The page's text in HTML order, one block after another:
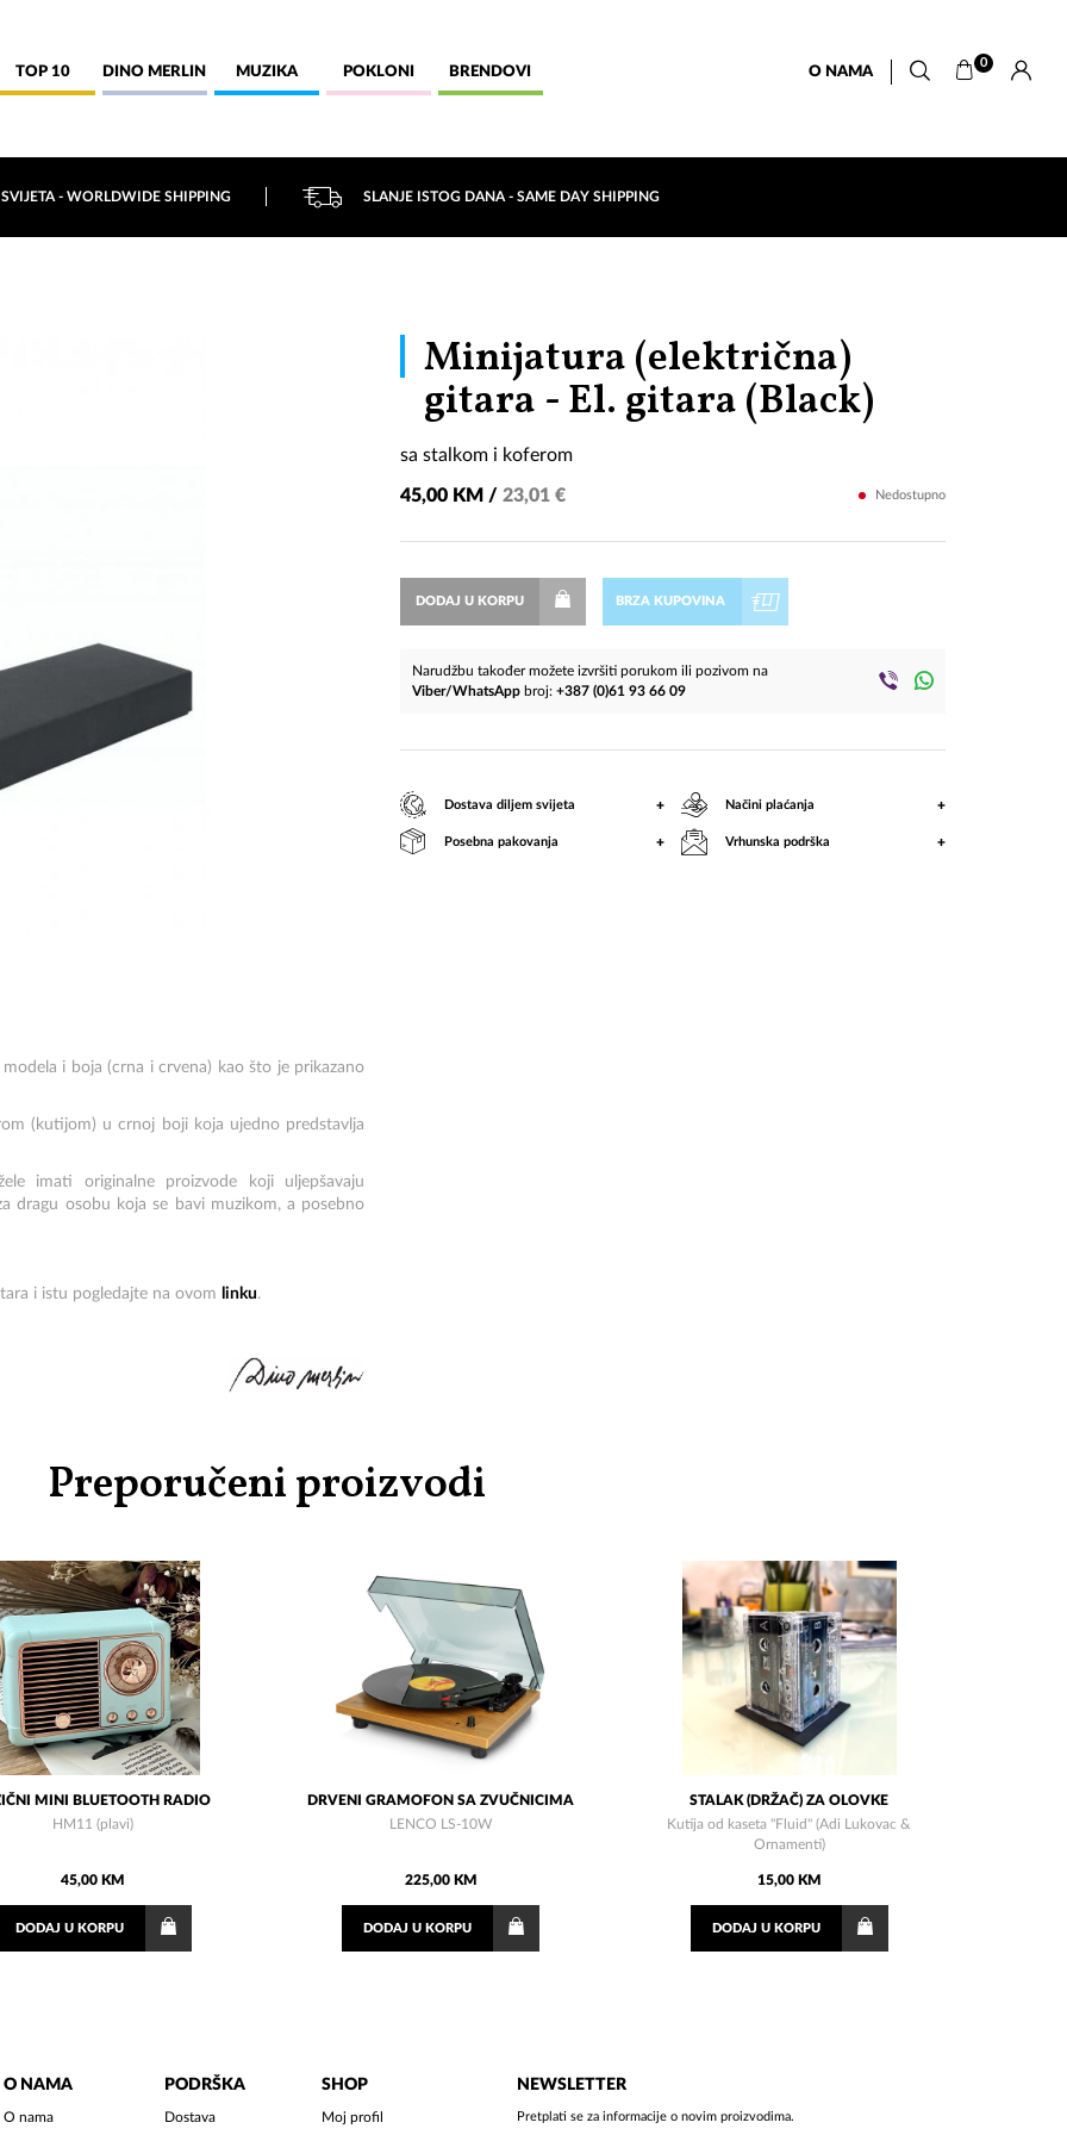
TOP 10 DINO MERLIN MUZIKA POKLONI BRENDOVI O NAMA
0
- WORLDWIDE SHIPPING SLANJE ISTOG DANA - SAME DAY SHIPPING
i boja (crna i crvena) kao što je prikazano
(kutijom) u crnoj boji koja ujedno predstavlja
imati originalne proizvode koji uljepšavaju
dragu osobu koja se bavi muzikom, a posebno
i istu pogledajte na ovom linku.
Minijatura (električna)
gitara - El. gitara (Black)
i
koferom
sa stalkom i koferom
45,00 KM /23,01 € Nedostupno
DODAJ U KORPU BRZA KUPOVINA
Narudžbu također možete izvršiti porukom ili pozivom na
Viber/WhatsApp broj:+387 (0)61 93 66 09
Dostava diljem svijeta + Načini plaćanja +
Posebna pakovanja + Vrhunska podrška +
Preporučeni proizvodi
MINI BLUETOOTH RADIO
HM11 (plavi)
45,00 KM
DODAJU KORPU
DRVENI GRAMOFON SA ZVUČNICIMA
LENCO LS-10W
225,00 KM
DODAJ U KORPU
STALAK (DRŽAČ) ZA OLOVKE
Kutija od kaseta "Fluid" (Adi Lukovac &
Ornamenti)
15,00 KM
DODAJU KORPU
O NAMA
O nama
PODRŠKA
Dostava
SHOP
Moj profil
NEWSLETTER
Pretplati se za informacije o novim proizvodima.